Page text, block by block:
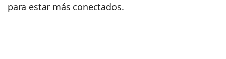
para estar más conectados.